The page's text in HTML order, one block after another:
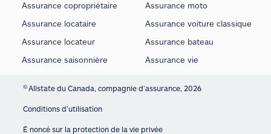
Assurance copropriétaire
Assurance locataire
Assurance locateur
Assurance saisonnière
Assurance moto
Assurance voiture classique
Assurance bateau
Assurance vie
©Allstate du Canada, compagnie d’assurance, 2026
Conditions d’utilisation
É noncé sur la protection de la vie privée